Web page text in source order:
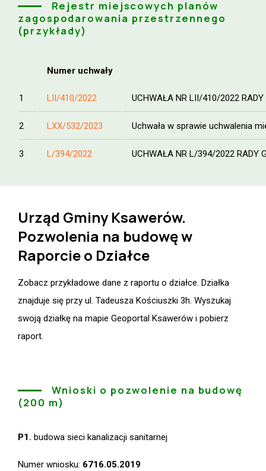
Rejestr miejscowych planów
zagospodarowania przestrzennego
(przykłady)
Numer uchwały
1 LII/410/2022 UCHWAŁA NR LII/410/2022
2 LXX/532/2023 Uchwała w sprawie uchwalenia
3 L/394/2022 UCHWAŁA NR L/394/2022
Urząd Gminy Ksawerów.
Pozwolenia na budowę w
Raporcie o Działce
Zobacz przykładowe dane z raportu o działce. Działka
znajduje się przy ul. Tadeusza Kościuszki 3h. Wyszukaj
swoją działkę na mapie Geoportal Ksawerów i pobierz
raport.
Wnioski o pozwolenie na budowę
(200 m)
P1. budowa sieci kanalizacji sanitarnej
Numer wniosku: 6716.05.2019